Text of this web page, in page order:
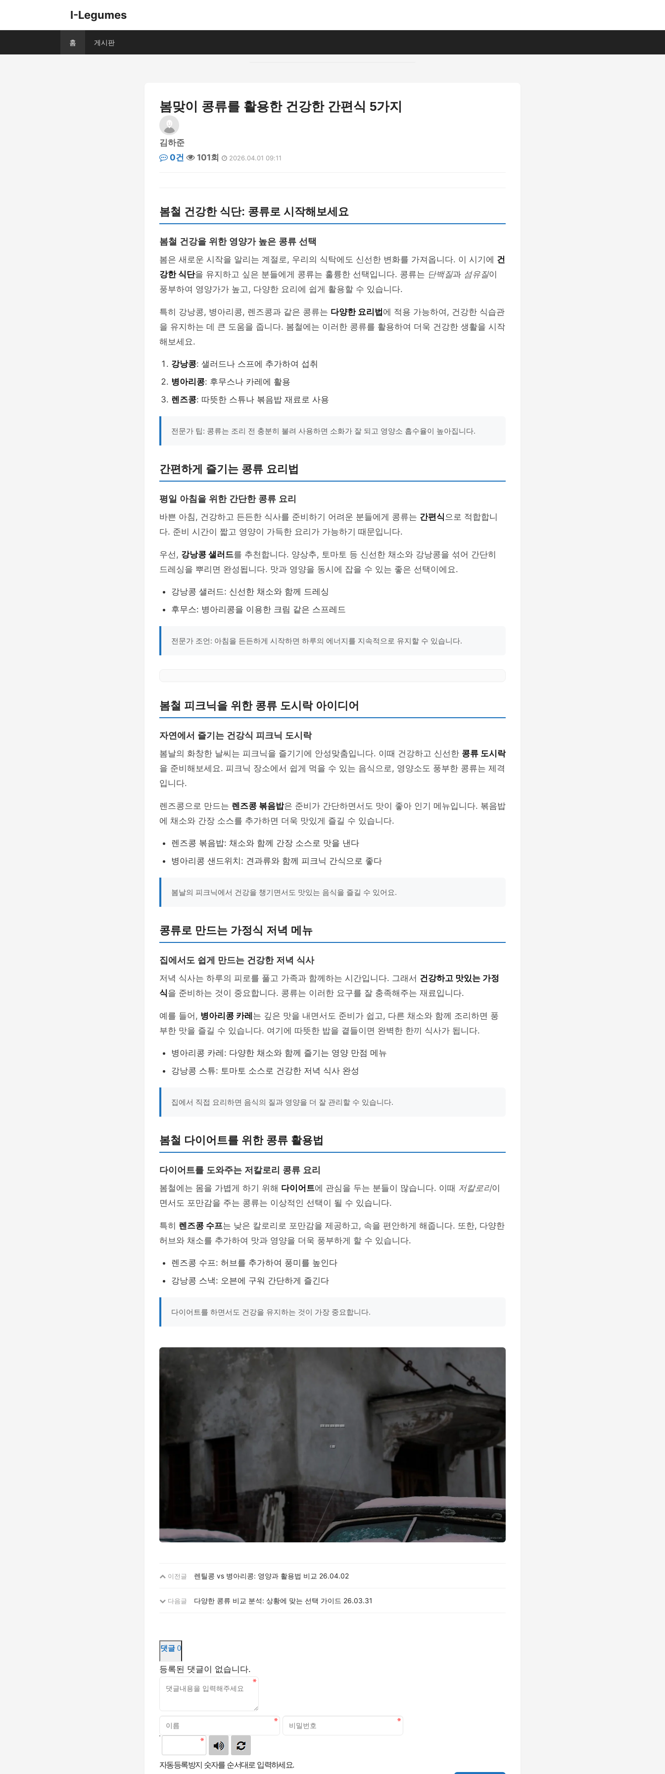
I-Legumes
홈 게시판
봄맞이 콩류를 활용한 건강한 간편식 5가지
김하준
0건
101회 2026.04.01 09:11
봄철 건강한 식단: 콩류로 시작해보세요
봄철 건강을 위한 영양가 높은 콩류 선택
봄은 새로운 시작을 알리는 계절로, 우리의 식탁에도 신선한 변화를 가져옵니다. 이 시기에 건
강한 식단을 유지하고 싶은 분들에게 콩류는 훌륭한 선택입니다. 콩류는 단백질과 섬유질이
풍부하여 영양가가 높고, 다양한 요리에 쉽게 활용할 수 있습니다.
특히 강낭콩, 병아리콩, 렌즈콩과 같은 콩류는 다양한 요리법 에 적용 가능하여, 건강한 식습관
을 유지하는 데 큰 도움을 줍니다. 봄철에는 이러한 콩류를 활용하여 더욱 건강한 생활을 시작
해보세요.
강낭콩: 샐러드나 스프에 추가하여 섭취
병아리콩: 후무스나 카레에 활용
렌즈콩: 따뜻한 스튜나 볶음밥 재료로 사용
전문가 팁: 콩류는 조리 전 충분히 불려 사용하면 소화가 잘 되고 영양소 흡수율이 높아집니다.
간편하게 즐기는 콩류 요리법
평일 아침을 위한 간단한 콩류 요리
바쁜 아침, 건강하고 든든한 식사를 준비하기 어려운 분들에게 콩류는 간편식으로 적합합니
다. 준비 시간이 짧고 영양이 가득한 요리가 가능하기 때문입니다.
우선, 강낭콩 샐러드를 추천합니다. 양상추, 토마토 등 신선한 채소와 강낭콩을 섞어 간단히
드레싱을 뿌리면 완성됩니다. 맛과 영양을 동시에 잡을 수 있는 좋은 선택이에요.
강낭콩 샐러드: 신선한 채소와 함께 드레싱
후무스: 병아리콩을 이용한 크림 같은 스프레드
전문가 조언: 아침을 든든하게 시작하면 하루의 에너지를 지속적으로 유지할 수 있습니다.
봄철 피크닉을 위한 콩류 도시락 아이디어
자연에서 즐기는 건강식 피크닉 도시락
봄날의 화창한 날씨는 피크닉을 즐기기에 안성맞춤입니다. 이때 건강하고 신선한 콩류 도시락
을 준비해보세요. 피크닉 장소에서 쉽게 먹을 수 있는 음식으로, 영양소도 풍부한 콩류는 제격
입니다.
렌즈콩으로 만드는 렌즈콩 볶음밥은 준비가 간단하면서도 맛이 좋아 인기 메뉴입니다. 볶음밥
에 채소와 간장 소스를 추가하면 더욱 맛있게 즐길 수 있습니다.
렌즈콩 볶음밥: 채소와 함께 간장 소스로 맛을 낸다
병아리콩 샌드위치: 견과류와 함께 피크닉 간식으로 좋다
봄날의 피크닉에서 건강을 챙기면서도 맛있는 음식을 즐길 수 있어요.
콩류로 만드는 가정식 저녁 메뉴
집에서도 쉽게 만드는 건강한 저녁 식사
저녁 식사는 하루의 피로를 풀고 가족과 함께하는 시간입니다. 그래서 건강하고 맛있는 가정
식을 준비하는 것이 중요합니다. 콩류는 이러한 요구를 잘 충족해주는 재료입니다.
예를 들어, 병아리콩 카레 는 깊은 맛을 내면서도 준비가 쉽고, 다른 채소와 함께 조리하면 풍
부한 맛을 즐길 수 있습니다. 여기에 따뜻한 밥을 곁들이면 완벽한 한끼 식사가 됩니다.
병아리콩 카레: 다양한 채소와 함께 즐기는 영양 만점 메뉴
강낭콩 스튜: 토마토 소스로 건강한 저녁 식사 완성
집에서 직접 요리하면 음식의 질과 영양을 더 잘 관리할 수 있습니다.
봄철 다이어트를 위한 콩류 활용법
다이어트를 도와주는 저칼로리 콩류 요리
봄철에는 몸을 가볍게 하기 위해 다이어트에 관심을 두는 분들이 많습니다. 이때 저칼로리이
면서도 포만감을 주는 콩류는 이상적인 선택이 될 수 있습니다.
특히 렌즈콩 수프는 낮은 칼로리로 포만감을 제공하고, 속을 편안하게 해줍니다. 또한, 다양한
허브와 채소를 추가하여 맛과 영양을 더욱 풍부하게 할 수 있습니다.
렌즈콩 수프: 허브를 추가하여 풍미를 높인다
강낭콩 스낵: 오븐에 구워 간단하게 즐긴다
다이어트를 하면서도 건강을 유지하는 것이 가장 중요합니다.
이전글 렌틸콩 vs 병아리콩: 영양과 활용법 비교 26.04.02
다음글 다양한 콩류 비교 분석: 상황에 맞는 선택 가이드 26.03.31
댓글 0
등록된 댓글이 없습니다.
자동등록방지 숫자를 순서대로 입력하세요.